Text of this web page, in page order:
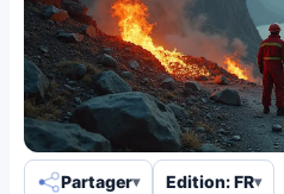
Partager Edition: FR